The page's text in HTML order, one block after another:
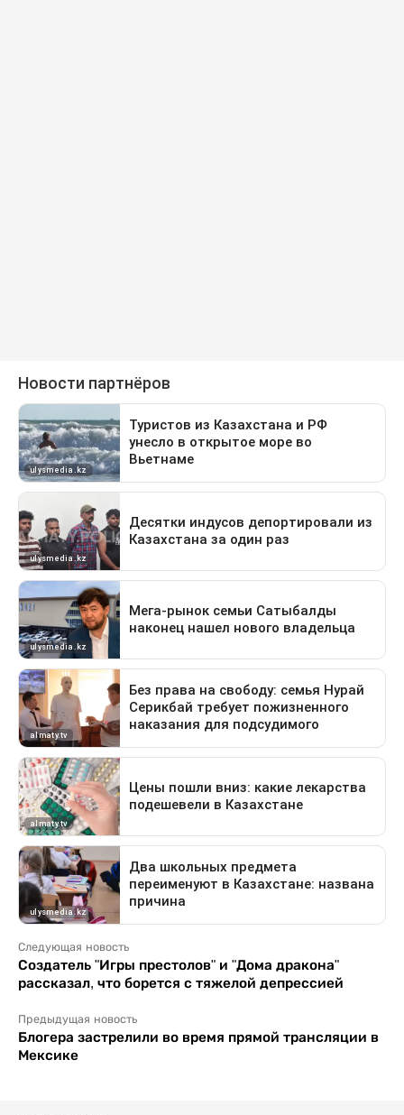
Следующая новость
Создатель "Игры престолов" и "Дома дракона"
рассказал, что борется с тяжелой депрессией
Предыдущая новость
Блогера застрелили во время прямой трансляции в
Мексике